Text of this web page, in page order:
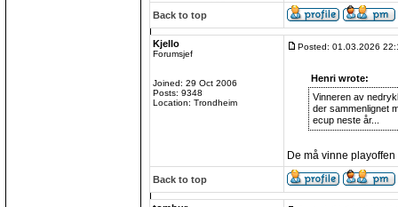
Back to top
Kjello
Forumsjef
Joined: 29 Oct 2006
Posts: 9348
Location: Trondheim
Posted: 01.03.2026
Henri wrote:
Vinneren av
der sammenlignet
ecup neste år...
De må vinne
Back to top